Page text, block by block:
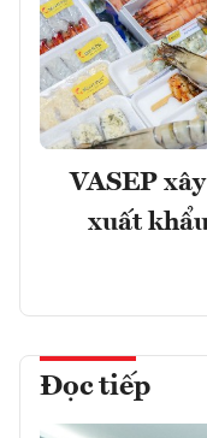
VASEP
xuất
Đọc tiếp